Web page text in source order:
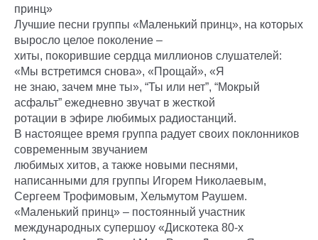
принц»
Лучшие песни группы «Маленький принц», на которых
выросло целое поколение –
хиты, покорившие сердца миллионов слушателей:
«Мы встретимся снова», «Прощай», «Я
не знаю, зачем мне ты», “Ты или нет”, “Мокрый
асфальт” ежедневно звучат в жесткой
ротации в эфире любимых радиостанций.
В настоящее время группа радует своих поклонников
современным звучанием
любимых хитов, а также новыми песнями,
написанными для группы Игорем Николаевым,
Сергеем Трофимовым, Хельмутом Раушем.
«Маленький принц» – постоянный участник
международных супершоу «Дискотека 80-х